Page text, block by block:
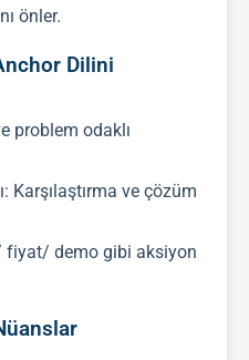
önler.
Dilini
problem odaklı
Karşılaştırma ve çözüm
fiyat/ demo gibi aksiyon